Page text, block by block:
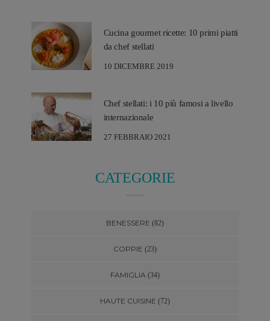
Cucina gourmet ricette: 10 primi piatti
da chef stellati
10 DICEMBRE 2019
Chef stellati: i 10 più famosi a livello
internazionale
27 FEBBRAIO 2021
CATEGORIE
BENESSERE (82)
COPPIE (23)
FAMIGLIA (34)
HAUTE CUISINE (72)